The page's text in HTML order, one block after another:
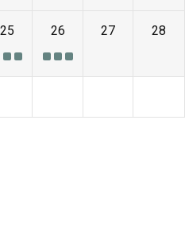
25 26 27 28